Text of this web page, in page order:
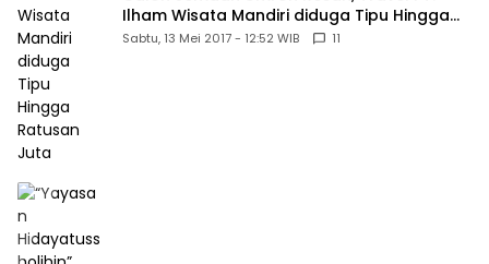
Ilham Wisata Mandiri diduga Tipu Hingga
Ratusan Juta
Sabtu, 13 Mei 2017 - 12:52 WIB 11